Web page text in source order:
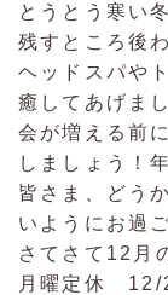
とうとう寒い
残すところ後
ヘッドスパや
癒してあげま
会が増える前
しましょう！
皆さま、どう
いようにお過
さてさて12月
月曜定休 12/